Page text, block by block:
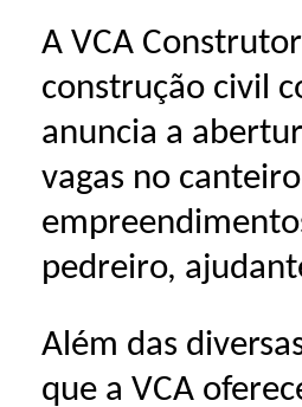
A VCA
construção civil
anuncia a
vagas no
pedreiro,
Além das
que a VCA